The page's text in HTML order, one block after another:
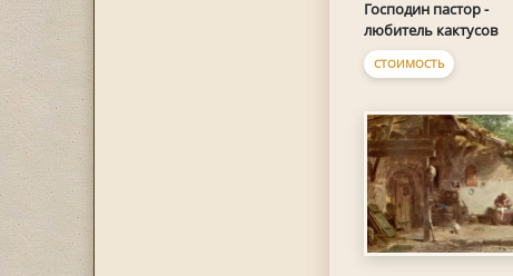
Господин пастор -
любитель кактусов
СТОИМОСТЬ